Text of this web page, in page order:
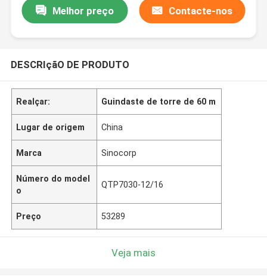
Melhor preço Contacte-nos
DESCRIçãO DE PRODUTO
Realçar: Guindaste de torre de 60 m
Lugar de origem China
Marca Sinocorp
Número do model
o
QTP7030-12/16
Preço 53289
Veja mais